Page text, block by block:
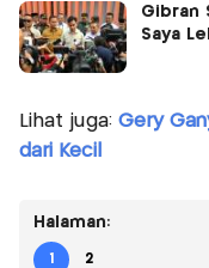
Gibran
Saya
Lihat juga: Gery
dari Kecil
Halaman:
1 2